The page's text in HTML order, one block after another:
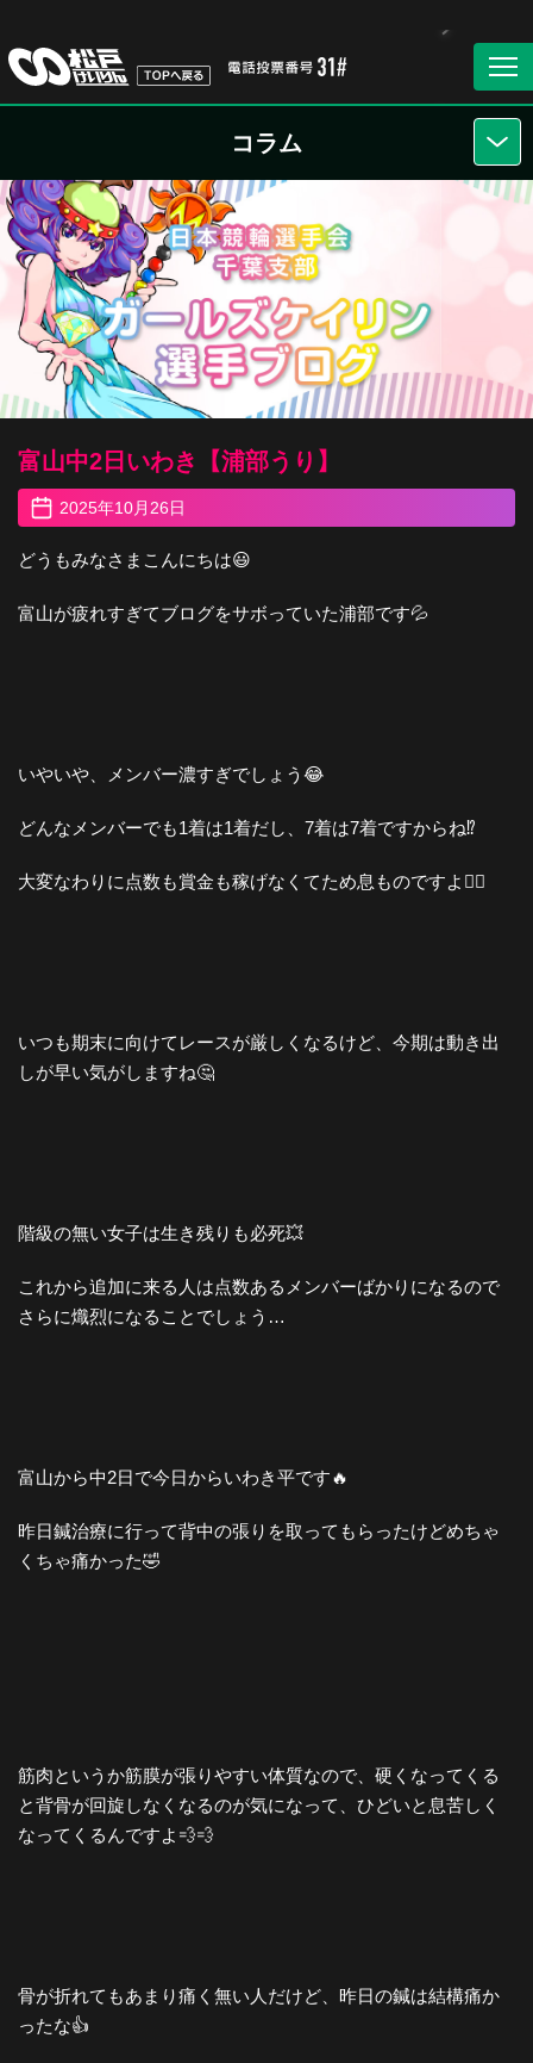
コラム
富山中2日いわき【浦部うり】
2025年10月26日
どうもみなさまこんにちは😃
富山が疲れすぎてブログをサボっていた浦部です💦
いやいや、メンバー濃すぎでしょう😂
どんなメンバーでも1着は1着だし、7着は7着ですからね⁉️
大変なわりに点数も賞金も稼げなくてため息ものですよ😮‍💨
いつも期末に向けてレースが厳しくなるけど、今期は動き出
しが早い気がしますね🤔
階級の無い女子は生き残りも必死💥
これから追加に来る人は点数あるメンバーばかりになるので
さらに熾烈になることでしょう…
富山から中2日で今日からいわき平です🔥
昨日鍼治療に行って背中の張りを取ってもらったけどめちゃ
くちゃ痛かった🤣
筋肉というか筋膜が張りやすい体質なので、硬くなってくる
と背骨が回旋しなくなるのが気になって、ひどいと息苦しく
なってくるんですよ💨💨
骨が折れてもあまり痛く無い人だけど、昨日の鍼は結構痛か
ったな👍